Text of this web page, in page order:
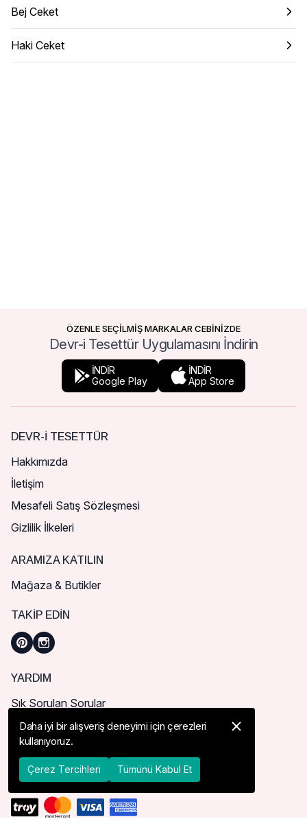
Bej Ceket
Haki Ceket
ÖZENLE SEÇİLMİŞ MARKALAR CEBİNİZDE
Devr-i Tesettür Uygulamasını İndirin
İNDİR
Google Play
İNDİR
App Store
DEVR-I TESETTÜR
Hakkımızda
İletişim
Mesafeli Satış Sözleşmesi
Gizlilik İlkeleri
ARAMIZA KATILIN
Mağaza & Butikler
TAKIP EDIN
YARDIM
Sık Sorulan Sorular
Nasıl Sipariş Verebilirim?
Kargo ve Teslimat
İade, İptal ve Değişim
Daha iyi bir alışveriş deneyimi için çerezleri
kullanıyoruz.
Çerez Tercihleri Tümünü Kabul Et